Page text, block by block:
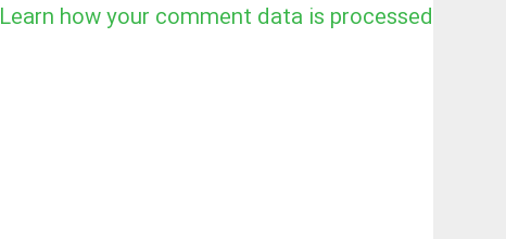
Learn how your comment data is processed